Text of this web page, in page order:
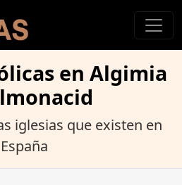
en Algimia
iglesias que existen en
España